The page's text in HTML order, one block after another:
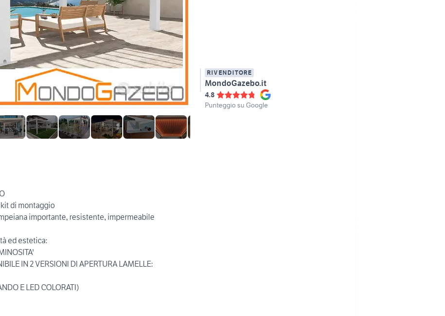
RIVENDITORE
MondoGazebo.it
4.8
Punteggio su Google
di montaggio
importante, resistente, impermeabile
ed estetica:
IN 2 VERSIONI DI APERTURA LAMELLE:
E LED COLORATI)